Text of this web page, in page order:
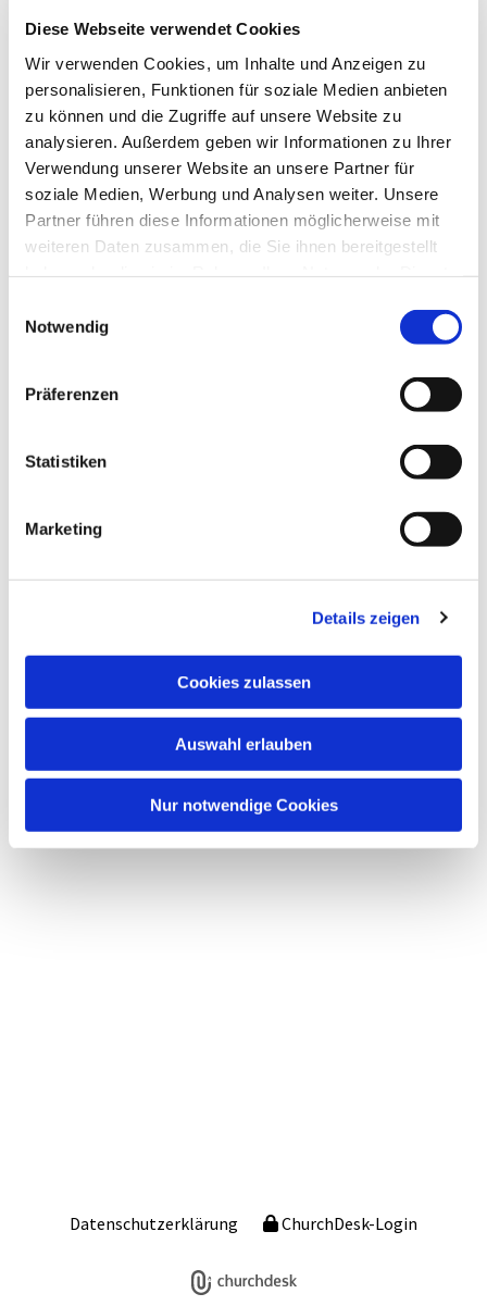
Diese Webseite verwendet Cookies
Wir verwenden Cookies, um Inhalte und Anzeigen zu
personalisieren, Funktionen für soziale Medien anbieten
zu können und die Zugriffe auf unsere Website zu
analysieren. Außerdem geben wir Informationen zu Ihrer
Verwendung unserer Website an unsere Partner für
soziale Medien, Werbung und Analysen weiter. Unsere
Partner führen diese Informationen möglicherweise mit
weiteren Daten zusammen, die Sie ihnen bereitgestellt
Notwendig
Präferenzen
Statistiken
Marketing
Details zeigen
Cookies zulassen
Auswahl erlauben
Nur notwendige Cookies
Dies könnte Sie auch interessieren
Datenschutzerklärung ChurchDesk-Login